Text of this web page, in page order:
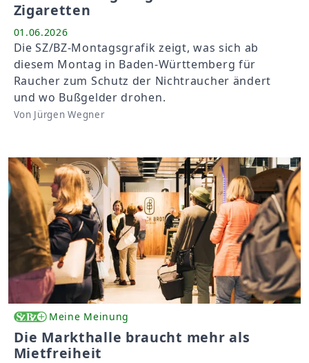
Zigaretten
01.06.2026
Die SZ/BZ-Montagsgrafik zeigt, was sich ab
diesem Montag in Baden-Württemberg für
Raucher zum Schutz der Nichtraucher ändert
und wo Bußgelder drohen.
Von Jürgen Wegner
Meine Meinung
Die Markthalle braucht mehr als
Mietfreiheit